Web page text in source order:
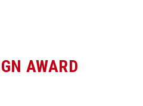
AWARD